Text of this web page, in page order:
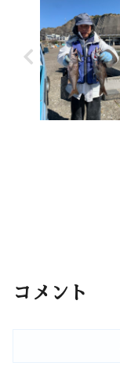
コメント